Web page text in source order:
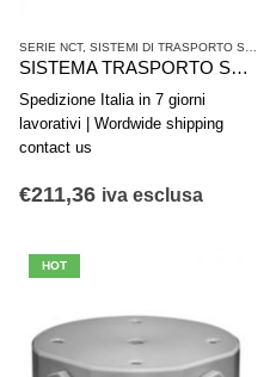
SERIE NCT, SISTEMI DI TRASPORTO SENZA CONTATTO
SISTEMA TRASPORTO SENZA CONTATTO AVENTICS SERIE NCT-AL R412010374
Spedizione Italia in 7 giorni
lavorativi | Wordwide shipping
contact us
€211,36 iva esclusa
HOT